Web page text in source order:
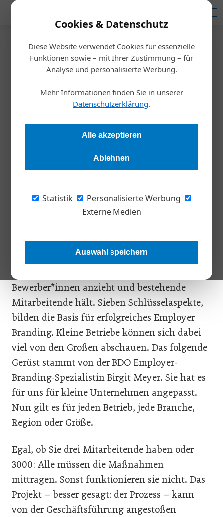
Cookies & Datenschutz
Diese Website verwendet Cookies für essenzielle
Funktionen sowie – mit Ihrer Zustimmung – für
Analyse und personalisierte Werbung.
Mehr Informationen finden Sie in unserer
Datenschutzerklärung.
Alle akzeptieren
Ablehnen
Statistik
Personalisierte Werbung
Externe Medien
Auswahl speichern
Startseite/Meldungen
Unternehmensführung
So locken Sie Arbeitskräfte an
25.04.2024, 21:19 Uhr
Arbeitgebermarke aufbauen, die Bewerber*innen anlockt und
bestehende Mitarbeitende bindet. Diese Tipps können dabei
Der Aufbau einer Arbeitgebermarke,
ein Schlagwort für große Konzerne. Auch
kleine Unternehmen können eine starke
Bewerber*innen anzieht und bestehende
Mitarbeitende hält. Sieben Schlüsselaspekte,
bilden die Basis für erfolgreiches Employer
Branding. Kleine Betriebe können sich dabei
viel von den Großen abschauen. Das folgende
Gerüst stammt von der BDO Employer-
Branding-Spezialistin Birgit Meyer. Sie hat es
für uns für kleine Unternehmen angepasst.
Nun gilt es für jeden Betrieb, jede Branche,
Region oder Größe.
Egal, ob Sie drei Mitarbeitende haben oder
3000: Alle müssen die Maßnahmen
mittragen. Sonst funktionieren sie nicht. Das
Projekt – besser gesagt: der Prozess – kann
von der Geschäftsführung angestoßen